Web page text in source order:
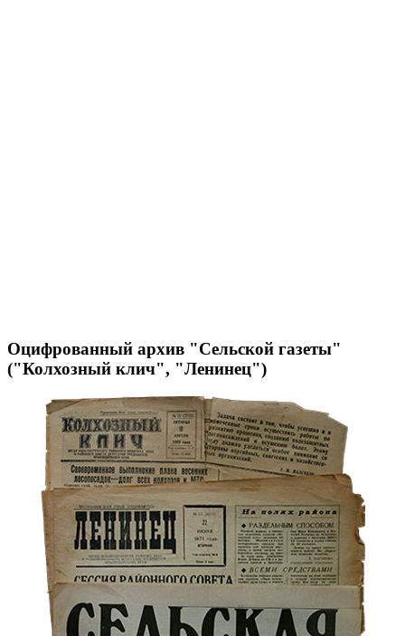
Оцифрованный архив "Сельской газеты"
("Колхозный клич", "Ленинец")